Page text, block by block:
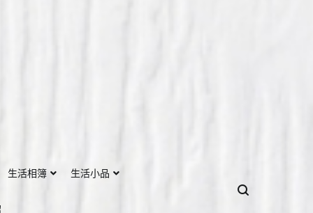
生活相簿 生活小品